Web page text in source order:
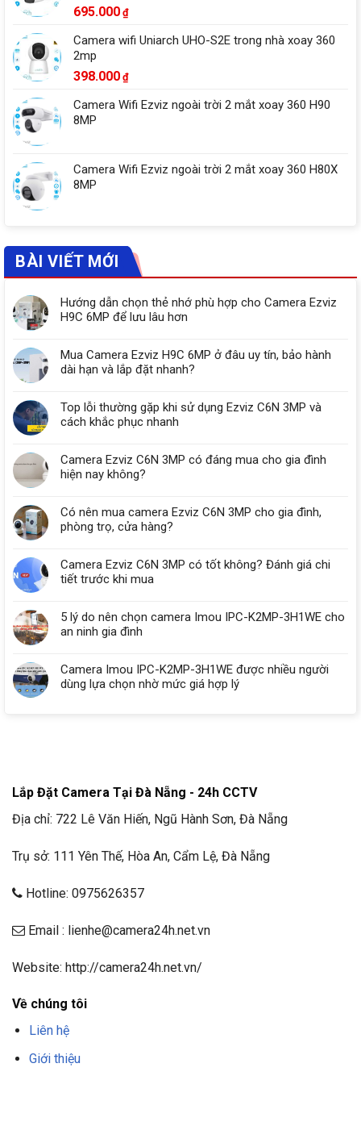
695.000 ₫
Camera wifi Uniarch UHO-S2E trong nhà xoay 360
2mp
398.000 ₫
Camera Wifi Ezviz ngoài trời 2 mắt xoay 360 H90
8MP
Camera Wifi Ezviz ngoài trời 2 mắt xoay 360 H80X
8MP
BÀI VIẾT MỚI
Hướng dẫn chọn thẻ nhớ phù hợp cho Camera Ezviz
H9C 6MP để lưu lâu hơn
Mua Camera Ezviz H9C 6MP ở đâu uy tín, bảo hành
dài hạn và lắp đặt nhanh?
Top lỗi thường gặp khi sử dụng Ezviz C6N 3MP và
cách khắc phục nhanh
Camera Ezviz C6N 3MP có đáng mua cho gia đình
hiện nay không?
Có nên mua camera Ezviz C6N 3MP cho gia đình,
phòng trọ, cửa hàng?
Camera Ezviz C6N 3MP có tốt không? Đánh giá chi
tiết trước khi mua
5 lý do nên chọn camera Imou IPC-K2MP-3H1WE cho
an ninh gia đình
Camera Imou IPC-K2MP-3H1WE được nhiều người
dùng lựa chọn nhờ mức giá hợp lý
Lắp Đặt Camera Tại Đà Nẵng - 24h CCTV
Địa chỉ: 722 Lê Văn Hiến, Ngũ Hành Sơn, Đà Nẵng
Trụ sở: 111 Yên Thế, Hòa An, Cẩm Lệ, Đà Nẵng
Hotline: 0975626357
Email : lienhe@camera24h.net.vn
Website: http://camera24h.net.vn/
Về chúng tôi
Liên hệ
Giới thiệu